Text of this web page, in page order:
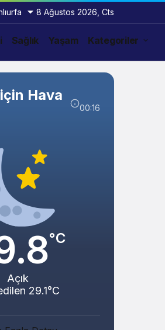
8 Ağustos 2026, Cts
Sağlık Yaşam Kategoriler
Hava
00:16
°C
Açık
29.1°C